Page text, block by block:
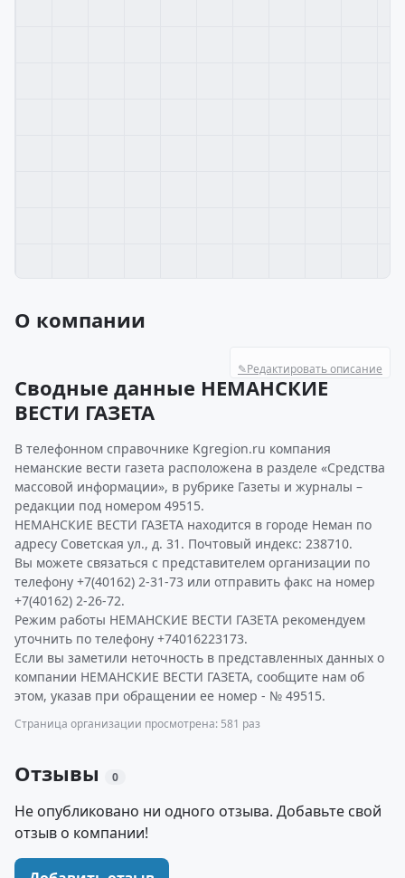
О компании
✎Редактировать описание
Сводные данные НЕМАНСКИЕ
ВЕСТИ ГАЗЕТА
В телефонном справочнике Kgregion.ru компания
неманские вести газета расположена в разделе «Средства
массовой информации», в рубрике Газеты и журналы –
редакции под номером 49515.
НЕМАНСКИЕ ВЕСТИ ГАЗЕТА находится в городе Неман по
адресу Советская ул., д. 31. Почтовый индекс: 238710.
Вы можете связаться с представителем организации по
телефону +7(40162) 2-31-73 или отправить факс на номер
+7(40162) 2-26-72.
Режим работы НЕМАНСКИЕ ВЕСТИ ГАЗЕТА рекомендуем
уточнить по телефону +74016223173.
Если вы заметили неточность в представленных данных о
компании НЕМАНСКИЕ ВЕСТИ ГАЗЕТА, сообщите нам об
этом, указав при обращении ее номер - № 49515.
Страница организации просмотрена: 581 раз
Отзывы 0
Не опубликовано ни одного отзыва. Добавьте свой
отзыв о компании!